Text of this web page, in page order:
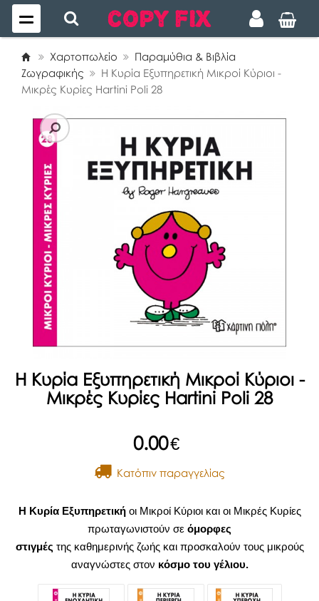
Χαρτοπωλείο
Παραμύθια & Βιβλία
Ζωγραφικής
Η Κυρία Εξυπηρετική Μικροί Κύριοι -
Μικρές Κυρίες Hartini Poli 28
Η Κυρία Εξυπηρετική Μικροί Κύριοι -
Μικρές Κυρίες Hartini Poli 28
0.00€
Kατόπιν παραγγελίας
Η Κυρία Εξυπηρετική οι Μικροί Κύριοι και οι Μικρές Κυρίες
πρωταγωνιστούν σε όμορφες
στιγμές της καθημερινής ζωής και προσκαλούν τους μικρούς
αναγνώστες στον κόσμο του γέλιου.